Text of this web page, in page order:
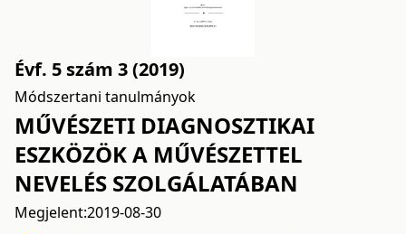
Évf. 5 szám 3 (2019)
Módszertani tanulmányok
MŰVÉSZETI DIAGNOSZTIKAI
ESZKÖZÖK A MŰVÉSZETTEL
NEVELÉS SZOLGÁLATÁBAN
Megjelent:2019-08-30